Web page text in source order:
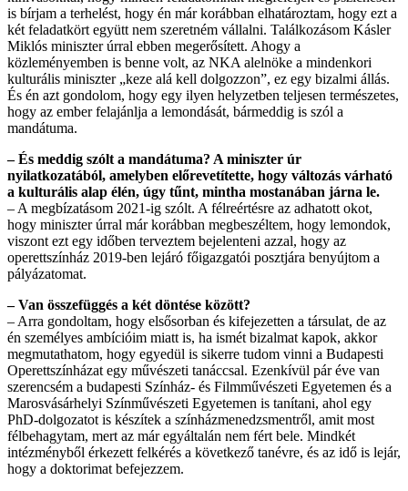
is bírjam a terhelést, hogy én már korábban elhatároztam, hogy ezt a
két feladatkört együtt nem szeretném vállalni. Találkozásom Kásler
Miklós miniszter úrral ebben megerősített. Ahogy a
közleményemben is benne volt, az NKA alelnöke a mindenkori
kulturális miniszter „keze alá kell dolgozzon”, ez egy bizalmi állás.
És én azt gondolom, hogy egy ilyen helyzetben teljesen természetes,
hogy az ember felajánlja a lemondását, bármeddig is szól a
mandátuma.
– És meddig szólt a mandátuma? A miniszter úr
nyilatkozatából, amelyben előrevetítette, hogy változás várható
a kulturális alap élén, úgy tűnt, mintha mostanában járna le.
– A megbízatásom 2021-ig szólt. A félreértésre az adhatott okot,
hogy miniszter úrral már korábban megbeszéltem, hogy lemondok,
viszont ezt egy időben terveztem bejelenteni azzal, hogy az
operettszínház 2019-ben lejáró főigazgatói posztjára benyújtom a
pályázatomat.
– Van összefüggés a két döntése között?
– Arra gondoltam, hogy elsősorban és kifejezetten a társulat, de az
én személyes ambícióim miatt is, ha ismét bizalmat kapok, akkor
megmutathatom, hogy egyedül is sikerre tudom vinni a Budapesti
Operettszínházat egy művészeti tanáccsal. Ezenkívül pár éve van
szerencsém a budapesti Színház- és Filmművészeti Egyetemen és a
Marosvásárhelyi Színművészeti Egyetemen is tanítani, ahol egy
PhD-dolgozatot is készítek a színházmenedzsmentről, amit most
félbehagytam, mert az már egyáltalán nem fért bele. Mindkét
intézményből érkezett felkérés a következő tanévre, és az idő is lejár,
hogy a doktorimat befejezzem.